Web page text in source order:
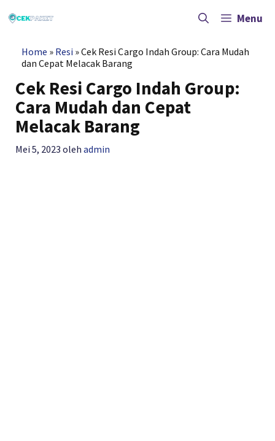
ke
Menu
Home » Resi »Cek Resi Cargo Indah Group: Cara Mudah
dan Cepat Melacak Barang
Cek Resi Cargo Indah Group:
Cara Mudah dan Cepat
Melacak Barang
Mei 5, 2023 olehadmin